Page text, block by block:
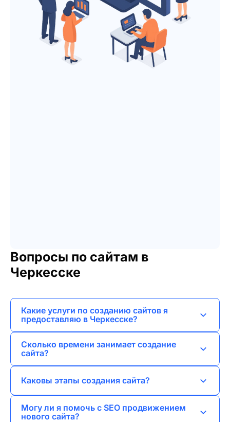
Вопросы по сайтам в
Черкесске
Какие услуги по созданию сайтов я
предоставляю в Черкесске?
визиток, корпоративных сайтов, интернет-
Сколько времени занимает создание
сайта?
проекта, но обычно я завершаю работу в
течение нескольких недель.
Каковы этапы создания сайта?
верстку, программирование, тестирование и
Могу ли я помочь с SEO продвижением
нового сайта?